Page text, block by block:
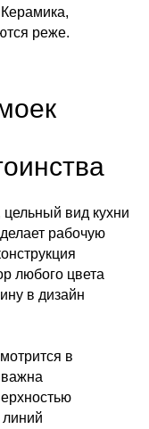
реже.
цельный вид кухни
рабочую
любого цвета
в дизайн
в
линий